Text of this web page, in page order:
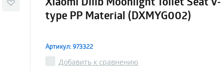
type PP Material (DXMYG002)
Артикул: 973322
Добавить к сравнению